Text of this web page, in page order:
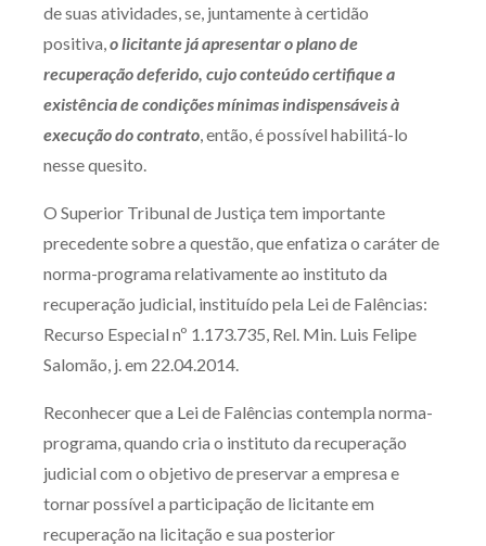
de suas atividades, se, juntamente à certidão
positiva,o licitante já apresentar o plano de
recuperação deferido, cujo conteúdo certifique a
existência de condições mínimas indispensáveis à
execução do contrato, então, é possível habilitá-lo
nesse quesito.
O Superior Tribunal de Justiça tem importante
precedente sobre a questão, que enfatiza o caráter de
norma-programa relativamente ao instituto da
recuperação judicial, instituído pela Lei de Falências:
Recurso Especial nº 1.173.735, Rel. Min. Luis Felipe
Salomão, j. em 22.04.2014.
Reconhecer que a Lei de Falências contempla norma-
programa, quando cria o instituto da recuperação
judicial com o objetivo de preservar a empresa e
tornar possível a participação de licitante em
recuperação na licitação e sua posterior